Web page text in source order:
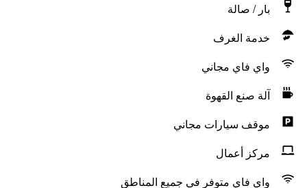
بار / صالة
خدمة الغرف
واي فاي مجاني
آلة صنع القهوة
موقف سيارات مجاني
مركز أعمال
واي فاي متوفر في جميع المناطق